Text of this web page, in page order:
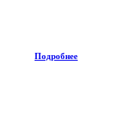
Подробнее